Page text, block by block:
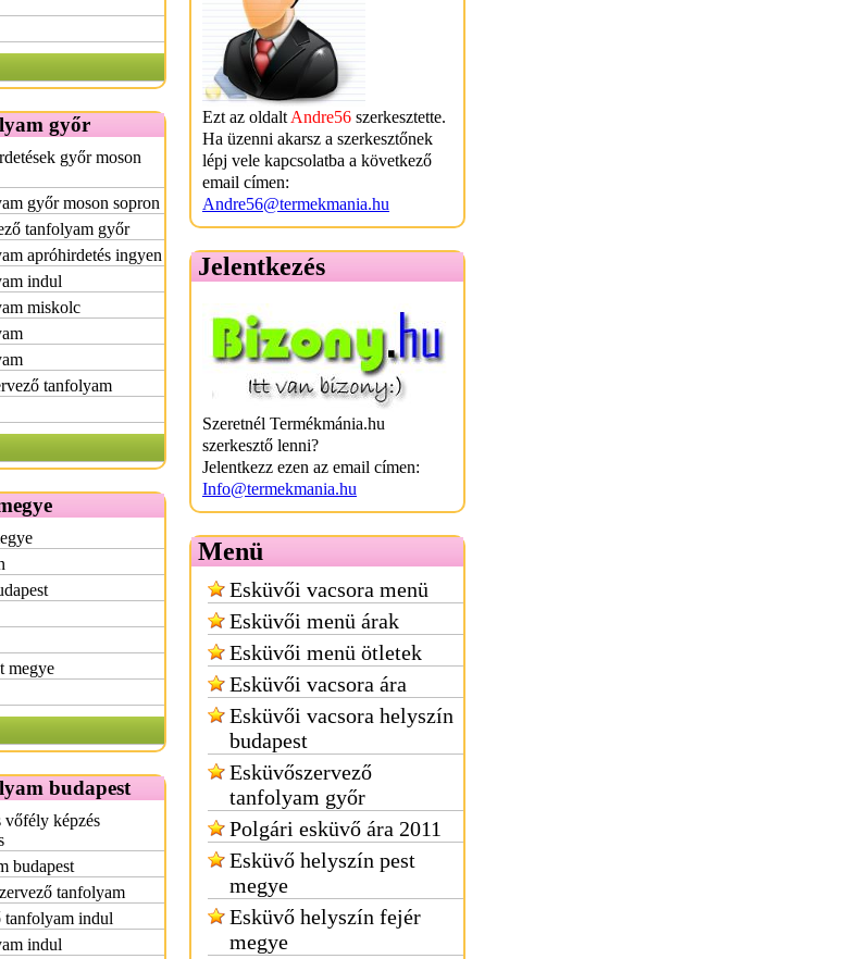
győr
győr moson
győr moson sopron
tanfolyam győr
apróhirdetés ingyen
indul
miskolc
tanfolyam
megye
budapest
vőfély képzés
budapest
tanfolyam
tanfolyam indul
indul
Ezt az oldalt Andre56 szerkesztette.
Ha üzenni akarsz a szerkesztőnek
lépj vele kapcsolatba a következő
email címen:
Andre56@termekmania.hu
Jelentkezés
Szeretnél Termékmánia.hu
szerkesztő lenni?
Jelentkezz ezen az email címen:
Info@termekmania.hu
Menü
Esküvői vacsora menü
Esküvői menü árak
Esküvői menü ötletek
Esküvői vacsora ára
Esküvői vacsora helyszín
budapest
Esküvőszervező
tanfolyam győr
Polgári esküvő ára 2011
Esküvő helyszín pest
megye
Esküvő helyszín fejér
megye